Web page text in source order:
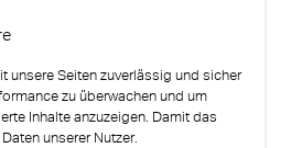
unsere Seiten zuverlässig und sicher
zu überwachen und um
Inhalte anzuzeigen. Damit das
unserer Nutzer.